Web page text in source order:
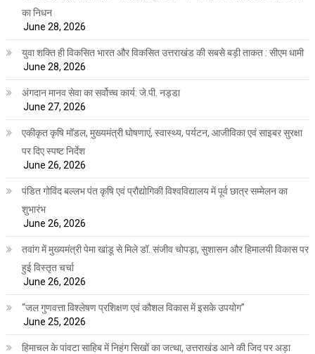
का निधन
June 28, 2026
युवा शक्ति ही विकसित भारत और विकसित उत्तराखंड की सबसे बड़ी ताकत : सीएम धामी
June 28, 2026
अंगदान मानव सेवा का सर्वोच्च कार्य: जे.पी. नड्डा
June 27, 2026
एकीकृत कृषि मॉडल, मुख्यमंत्री घोषणाएं, स्वास्थ्य, पर्यटन, आजीविका एवं साइबर सुरक्षा
पर दिए स्पष्ट निर्देश
June 26, 2026
पंडित गोविंद बल्लभ पंत कृषि एवं प्रौद्योगिकी विश्वविद्यालय में पूर्व छात्र सम्मेलन का
शुभारंभ
June 26, 2026
तवांग में मुख्यमंत्री पेमा खांडू से मिले डॉ. संजीव चोपड़ा, सुशासन और हिमालयी विकास पर
हुई विस्तृत चर्चा
June 26, 2026
“जल गुणवत्ता विश्लेषण प्रशिक्षण एवं कौशल विकास में इसके उपयोग”
June 25, 2026
हिमाचल के पांवटा साहिब में निहंग सिखों का जत्था, उत्तराखंड आने की जिद पर अड़ा